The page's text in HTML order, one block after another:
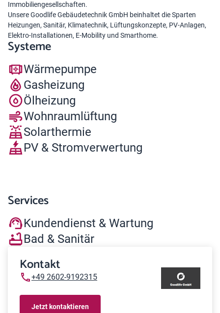
Immobiliengesellschaften.
Unsere Goodlife Gebäudetechnik GmbH beinhaltet die Sparten
Heizungen, Sanitär, Klimatechnik, Lüftungskonzepte, PV-Anlagen,
Elektro-Installationen, E-Mobility und Smarthome.
Systeme
Wärmepumpe
Gasheizung
Ölheizung
Wohnraumlüftung
Solarthermie
PV & Stromverwertung
Services
Kundendienst & Wartung
Bad & Sanitär
Kontakt
+49 2602-9192315
Jetzt kontaktieren